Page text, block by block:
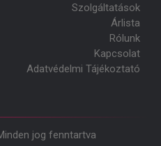
Szolgáltatások
Árlista
Rólunk
Kapcsolat
Adatvédelmi Tájékoztató
jog fenntartva